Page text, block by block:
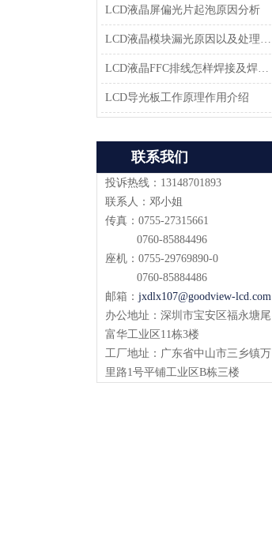
LCD液晶屏偏光片起泡原因分析
LCD液晶模块漏光原因以及处理方法-深圳佳显LCD液晶厂家
LCD液晶FFC排线怎样焊接及焊接方案
LCD导光板工作原理作用介绍
联系我们
投诉热线：13148701893
联系人：邓小姐
传真：0755-27315661
0760-85884496
座机：0755-29769890-0
0760-85884486
邮箱： jxdlx107@goodview-lcd.com
办公地址：深圳市宝安区福永塘尾
富华工业区11栋3楼
工厂地址：广东省中山市三乡镇万
里路1号平铺工业区B栋三楼